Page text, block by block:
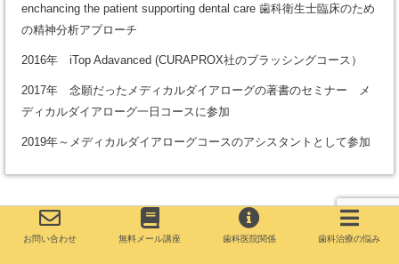
enchancing the patient supporting dental care 歯科衛生士臨床のため
の精神分析アプローチ
2016年 iTop Adavanced (CURAPROX社のブラッシングコース）
2017年 念願だったメディカルダイアローグの著書のセミナー メ
ディカルダイアローグ一日コースに参加
2019年～メディカルダイアローグコースのアシスタントとして参加
お問い合わせ 無料メール講座 歯科医院関係 歯科治療の悩み